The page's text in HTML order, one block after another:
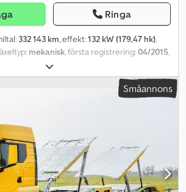
Ringa
332 143 km, effekt:132 kW (179,47 hk),
mekanisk, första registrering:04/2015,
, Utrustning:
fyrhjulsdrift, immobilisersystem,
, Särskild utrustning:
för extern användning (CAN-databus),
lastutrymmesjalusi (Roll Cover System,
multimediakontakt AUX-IN, tonade
för färdskrivare/takograf, extra
krävs), bränslevärmare. Ytterligare
Adisf Andra sätesraden med bänk (3
Småannons